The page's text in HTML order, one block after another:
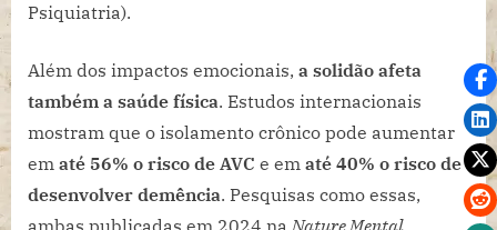
Psiquiatria).
Além dos impactos emocionais, a solidão afeta
também a saúde física. Estudos internacionais
mostram que o isolamento crônico pode aumentar
em até 56% o risco de AVC e em até 40% o risco de
desenvolver demência. Pesquisas como essas,